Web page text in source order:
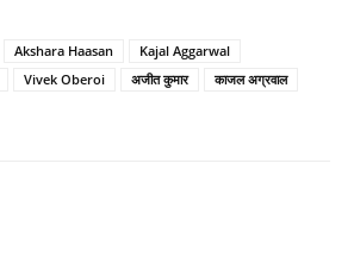
Akshara Haasan
Kajal Aggarwal
Vivek Oberoi अजीत कुमार
काजल अग्रवाल